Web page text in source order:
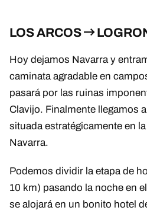
LOS ARCOS
Hoy dejamos Navarra y
caminata agradable en
pasará por las ruinas
Clavijo. Finalmente llegamos
situada estratégicamente en
Navarra.
Podemos dividir la etapa de
10 km) pasando la noche en
se alojará en un bonito hotel